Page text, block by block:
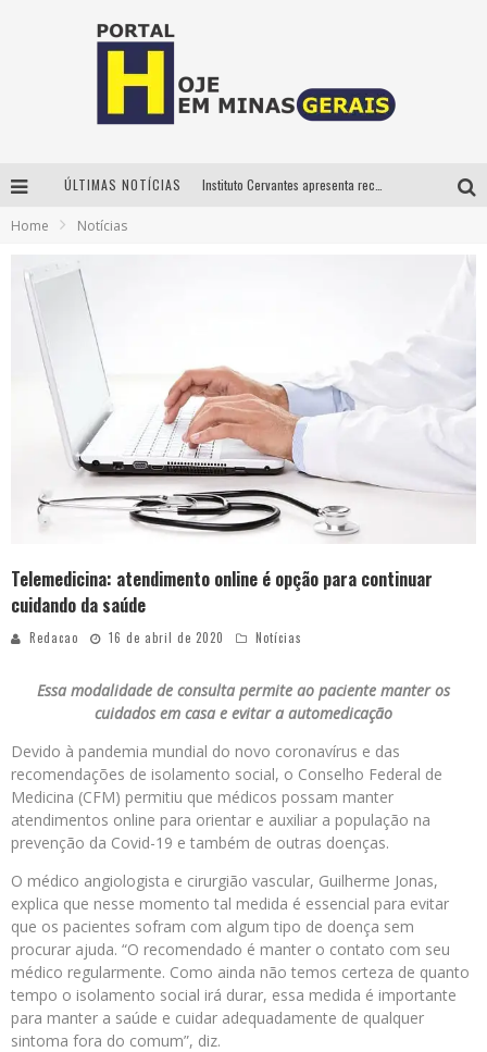
ÚLTIMAS NOTÍCIAS
Home Notícias
Telemedicina: atendimento online é opção para continuar
cuidando da saúde
Redacao 16 de abril de 2020 Notícias
Essa modalidade de consulta permite ao paciente manter os
cuidados em casa e evitar a automedicação
Devido à pandemia mundial do novo coronavírus e das
recomendações de isolamento social, o Conselho Federal de
Medicina (CFM) permitiu que médicos possam manter
atendimentos online para orientar e auxiliar a população na
prevenção da Covid-19 e também de outras doenças.
O médico angiologista e cirurgião vascular, Guilherme Jonas,
explica que nesse momento tal medida é essencial para evitar
que os pacientes sofram com algum tipo de doença sem
procurar ajuda. “O recomendado é manter o contato com seu
médico regularmente. Como ainda não temos certeza de quanto
tempo o isolamento social irá durar, essa medida é importante
para manter a saúde e cuidar adequadamente de qualquer
sintoma fora do comum”, diz.